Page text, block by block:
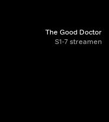
The Good Doctor
S1-7 streamen